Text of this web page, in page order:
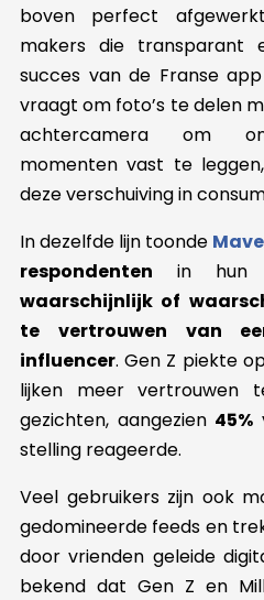
boven perfect
makers die transparant
succes van de Franse app
vraagt om foto’s te delen
achtercamera om
momenten vast te
deze verschuiving in
In dezelfde lijn toonde
respondenten in hun
waarschijnlijk of
te vertrouwen van
influencer. Gen Z piekte
lijken meer vertrouwen
gezichten, aangezien 45%
stelling reageerde.
Veel gebruikers zijn ook
gedomineerde feeds en
door vrienden geleide
bekend dat Gen Z en